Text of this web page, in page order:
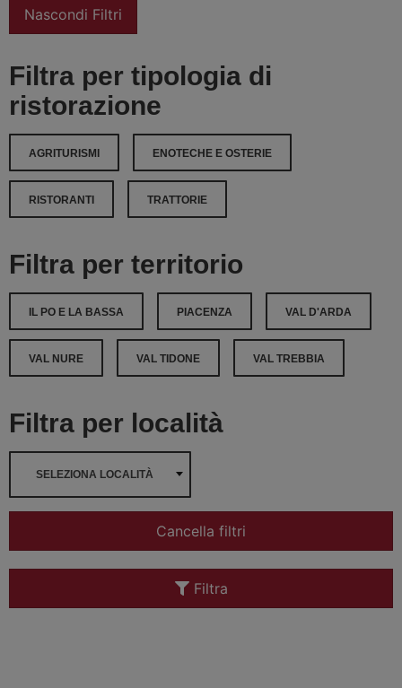
Nascondi Filtri
Filtra per tipologia di
ristorazione
AGRITURISMI ENOTECHE E OSTERIE
RISTORANTI TRATTORIE
Filtra per territorio
IL PO E LA BASSA PIACENZA VAL D'ARDA
VAL NURE VAL TIDONE VAL TREBBIA
Filtra per località
SELEZIONA LOCALITÀ
Cancella filtri
Filtra